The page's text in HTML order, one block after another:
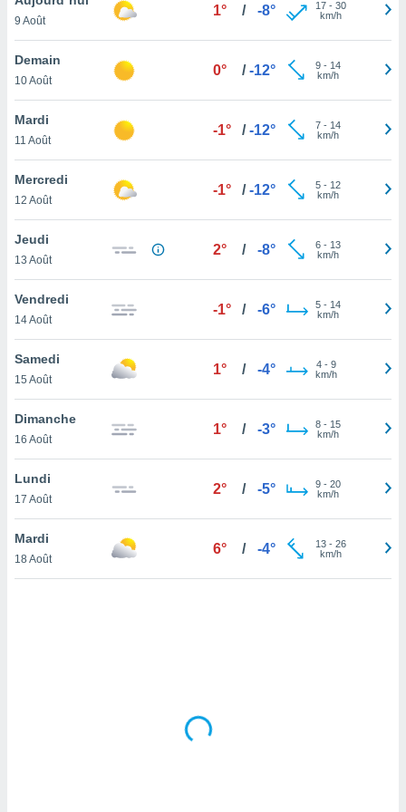
et
»,
au
vous
qu'ils
ou
le
ainsi
un
la
du
en
de
9 Août
1° / -8° 17- 30
km/h
Demain
10 Août
0° / -12° 9- 14
km/h
Mardi
11 Août
-1° / -12° 7- 14
km/h
Mercredi
12 Août
-1° / -12° 5- 12
km/h
Jeudi
13 Août
2° / -8° 6- 13
km/h
Vendredi
14 Août
-1° / -6° 5- 14
km/h
Samedi
15 Août
1° / -4° 4- 9
km/h
Dimanche
16 Août
1° / -3° 8- 15
km/h
Lundi
17 Août
2° / -5° 9- 20
km/h
Mardi
18 Août
6° / -4° 13- 26
km/h